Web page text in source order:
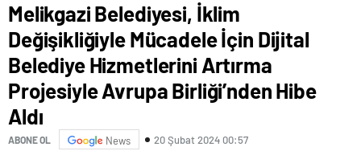
Melikgazi Belediyesi, İklim
Değişikliğiyle Mücadele İçin Dijital
Belediye Hizmetlerini Artırma
Projesiyle Avrupa Birliği’nden Hibe
Aldı
ABONE OL News 20 Şubat 2024 00:57